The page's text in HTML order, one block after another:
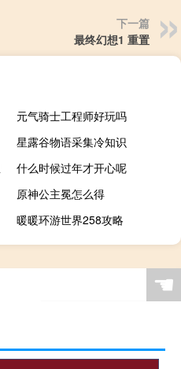
下一篇
最终幻想1 重置
元气骑士工程师好玩吗
星露谷物语采集冷知识
什么时候过年才开心呢
原神公主冕怎么得
暖暖环游世界258攻略
☚